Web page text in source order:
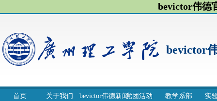
bevictor伟德
bevictor
首页 关于我们 bevictor伟德新闻党团活动 教学系部 实